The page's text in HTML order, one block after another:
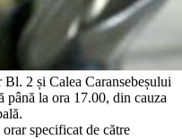
2 și Calea Caransebeșului
la ora 17.00, din cauza
specificat de către